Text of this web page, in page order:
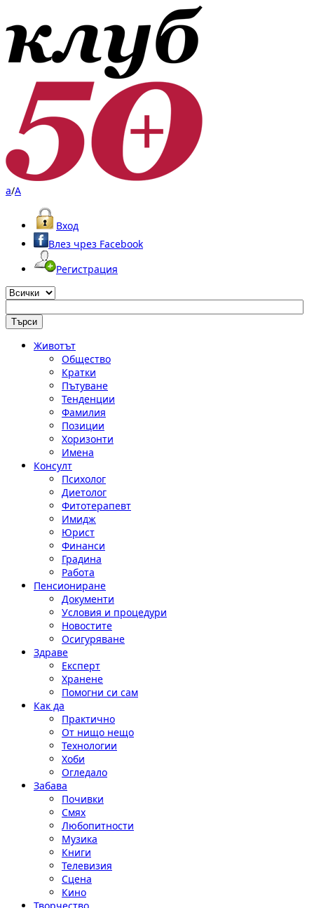
a/A
Вход
Влез чрез Facebook
Регистрация
Животът
Общество
Кратки
Пътуване
Тенденции
Фамилия
Позиции
Хоризонти
Имена
Консулт
Психолог
Диетолог
Фитотерапевт
Имидж
Юрист
Финанси
Градина
Работа
Пенсиониране
Документи
Условия и процедури
Новостите
Осигуряване
Здраве
Експерт
Хранене
Помогни си сам
Как да
Практично
От нищо нещо
Технологии
Хоби
Огледало
Забава
Почивки
Смях
Любопитности
Музика
Книги
Телевизия
Сцена
Кино